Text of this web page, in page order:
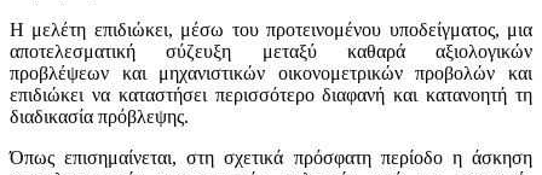
Η μελέτη επιδιώκει, μέσω του προτεινομένου υποδείγματος, μια
αποτελεσματική σύζευξη μεταξύ καθαρά αξιολογικών
προβλέψεων και μηχανιστικών οικονομετρικών προβολών και
επιδιώκει να καταστήσει περισσότερο διαφανή και κατανοητή τη
διαδικασία πρόβλεψης.
Όπως επισημαίνεται, στη σχετικά πρόσφατη περίοδο η άσκηση